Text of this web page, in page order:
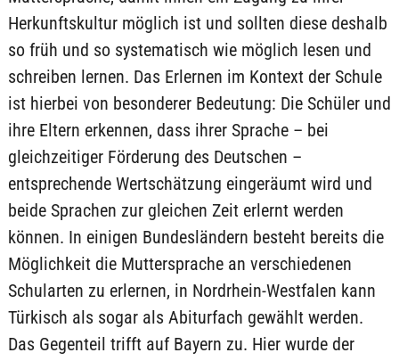
Herkunftskultur möglich ist und sollten diese deshalb
so früh und so systematisch wie möglich lesen und
schreiben lernen. Das Erlernen im Kontext der Schule
ist hierbei von besonderer Bedeutung: Die Schüler und
ihre Eltern erkennen, dass ihrer Sprache – bei
gleichzeitiger Förderung des Deutschen –
entsprechende Wertschätzung eingeräumt wird und
beide Sprachen zur gleichen Zeit erlernt werden
können. In einigen Bundesländern besteht bereits die
Möglichkeit die Muttersprache an verschiedenen
Schularten zu erlernen, in Nordrhein-Westfalen kann
Türkisch als sogar als Abiturfach gewählt werden.
Das Gegenteil trifft auf Bayern zu. Hier wurde der